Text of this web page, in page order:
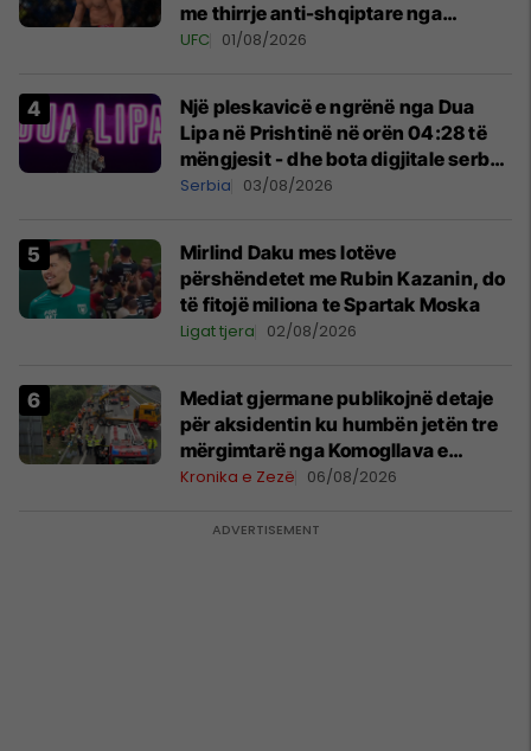
me thirrje anti-shqiptare nga
tribunat
UFC 01/08/2026
Një pleskavicë e ngrënë nga Dua
Lipa në Prishtinë në orën 04:28 të
mëngjesit - dhe bota digjitale serbe
shpall gjendjen e luftës
Serbia 03/08/2026
Mirlind Daku mes lotëve
përshëndetet me Rubin Kazanin, do
të fitojë miliona te Spartak Moska
Ligat tjera 02/08/2026
Mediat gjermane publikojnë detaje
për aksidentin ku humbën jetën tre
mërgimtarë nga Komogllava e
Ferizajt
Kronika e Zezë 06/08/2026